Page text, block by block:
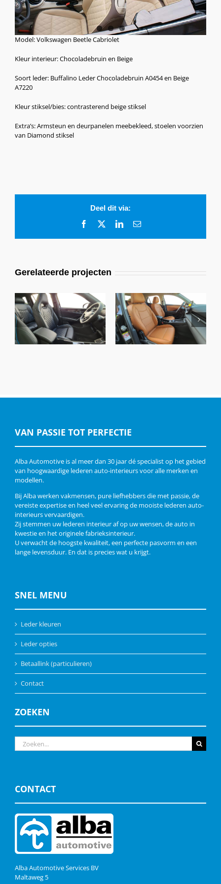
Model: Volkswagen Beetle Cabriolet
Kleur interieur: Chocoladebruin en Beige
Soort leder: Buffalino Leder Chocoladebruin A0454 en Beige
A7220
Kleur stiksel/bies: contrasterend beige stiksel
Extra’s: Armsteun en deurpanelen meebekleed, stoelen voorzien
van Diamond stiksel
Deel dit via:
Facebook LinkedIn
E-
Gerelateerde projecten
VW Tayron R-line,
Alba Eco-Nappa A-
N0500-E Zwart
VW T-Roc Life
Business Edition,
Alba Nappa A-N4104
Cognac
VAN PASSIE TOT PERFECTIE
Alba Automotive is al meer dan 30 jaar dé specialist op het gebied
van hoogwaardige lederen auto-interieurs voor alle merken en
modellen.
Bij Alba werken vakmensen, pure liefhebbers die met passie, de
vereiste expertise en heel veel ervaring de mooiste lederen auto-
interieurs vervaardigen.
Zij stemmen uw lederen interieur af op uw wensen, de auto in
kwestie en het originele fabrieksinterieur.
U verwacht de hoogste kwaliteit, een perfecte pasvorm en een
lange levensduur. En dat is precies wat u krijgt.
SNEL MENU
Leder kleuren
Leder opties
Betaallink (particulieren)
Contact
ZOEKEN
Zoeken
naar:
CONTACT
Alba Automotive Services BV
Maltaweg 5